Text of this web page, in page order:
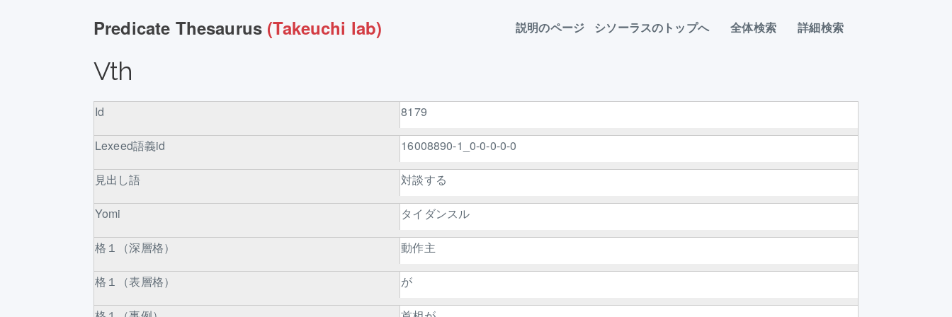
Predicate Thesaurus (Takeuchi lab) 説明のページ シソーラスのトップへ 全体検索 詳細検索
Vth
Id 8179
Lexeed語義id 16008890-1_0-0-0-0-0
見出し語 対談する
Yomi タイダンスル
格１（深層格） 動作主
格１（表層格） が